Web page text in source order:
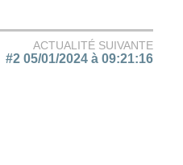
ACTUALITÉ SUIVANTE
#2 05/01/2024 à 09:21:16